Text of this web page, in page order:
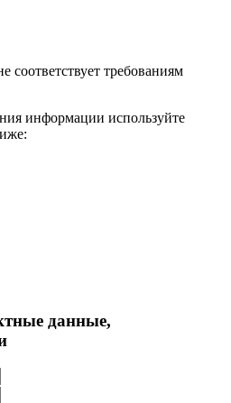
соответствует требованиям
информации используйте
данные,